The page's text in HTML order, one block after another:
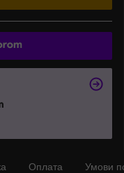
Оплата Умови